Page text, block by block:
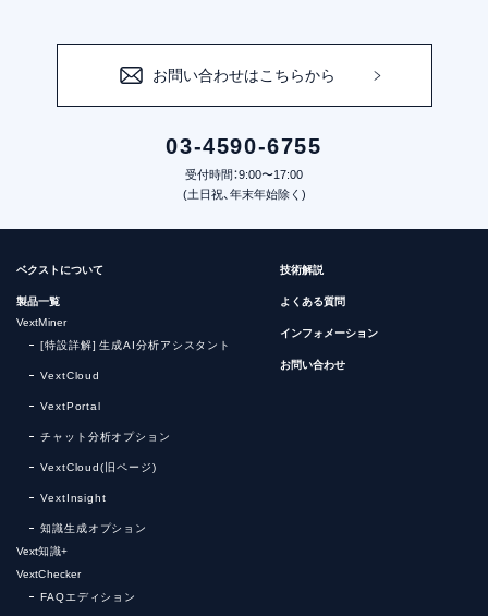
お問い合わせはこちらから
03-4590-6755
受付時間：9:00〜17:00
(土日祝、年末年始除く)
ベクストについて
製品一覧
VextMiner
[特設詳解] 生成AI分析アシスタント
VextCloud
VextPortal
チャット分析オプション
VextCloud(旧ページ)
VextInsight
知識生成オプション
Vext知識+
VextChecker
FAQエディション
技術解説
よくある質問
インフォメーション
お問い合わせ